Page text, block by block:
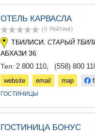
ОТЕЛЬ КАРВАСЛА
(0 Рейтинг)
ТБИЛИСИ. СТАРЫЙ
АБХАЗИ 36
Тел: 2 800 110, (558) 800
website email map
ГОСТИНИЦЫ
ГОСТИНИЦА БОНУС